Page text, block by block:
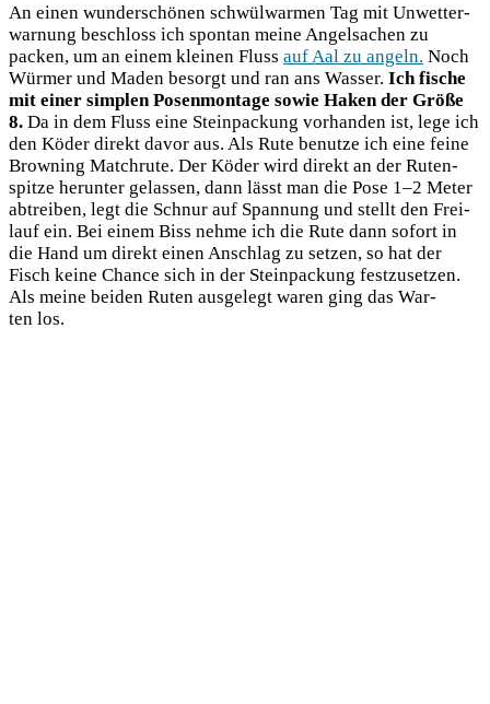
An einen wun­der­schö­nen schwül­war­men Tag mit Unwet­ter­
war­nung beschloss ich spon­tan mei­ne Angel­sa­chen zu
packen, um an einem klei­nen Fluss auf Aal zu angeln. Noch
Wür­mer und Maden besorgt und ran ans Was­ser. Ich fische
mit einer simp­len Posen­mon­ta­ge sowie Haken der Grö­ße
8. Da in dem Fluss eine Stein­pa­ckung vor­han­den ist, lege ich
den Köder direkt davor aus. Als Rute benut­ze ich eine fei­ne
Brow­ning Match­ru­te. Der Köder wird direkt an der Ruten­
spit­ze her­un­ter gelas­sen, dann lässt man die Pose 1–2 Meter
abtrei­ben, legt die Schnur auf Span­nung und stellt den Frei­
lauf ein. Bei einem Biss neh­me ich die Rute dann sofort in
die Hand um direkt einen Anschlag zu set­zen, so hat der
Fisch kei­ne Chan­ce sich in der Stein­pa­ckung fest­zu­set­zen.
Als mei­ne bei­den Ruten aus­ge­legt waren ging das War­
ten los.